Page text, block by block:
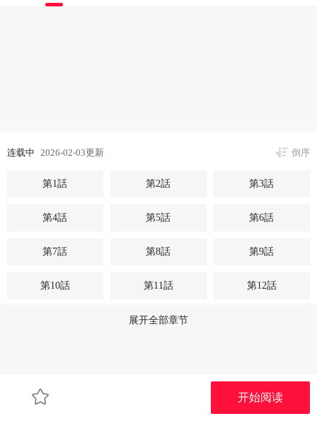
连载中 2026-02-03更新 倒序
第1話 第2話 第3話
第4話 第5話 第6話
第7話 第8話 第9話
第10話 第11話 第12話
第14話
第19話
开始阅读
展开全部章节